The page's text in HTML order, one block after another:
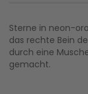
Sterne in neon-
das rechte Bein
durch eine
gemacht.